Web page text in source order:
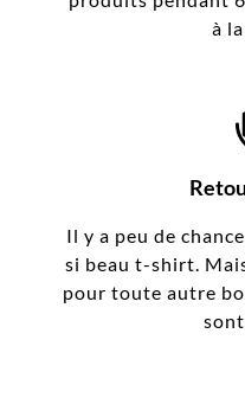
à
Il y a peu de
si beau t-shirt.
pour toute autre